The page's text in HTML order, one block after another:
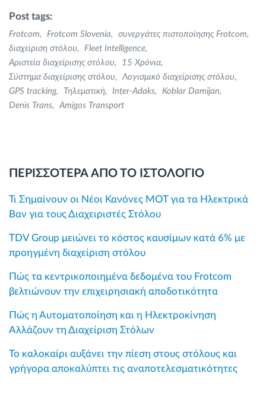
Post tags:
Frotcom Frotcom Slovenia
συνεργάτες πιστοποίησης Frotcom
διαχείριση στόλου
Fleet Intelligence
Αριστεία διαχείρισης στόλου
15 Χρόνια
Σύστημα διαχείρισης στόλου
Λογισμικό διαχείρισης στόλου
GPS tracking
Τηλεματική Inter-Adaks
Koblar Damijan
Denis Trans
Amigos Transport
ΠΕΡΙΣΣΟΤΕΡΑ ΑΠΟ ΤΟ ΙΣΤΟΛΟΓΙΟ
Τι Σημαίνουν οι Νέοι Κανόνες MOT για τα Ηλεκτρικά
Βαν για τους Διαχειριστές Στόλου
TDV Group μειώνει το κόστος καυσίμων κατά 6% με
προηγμένη διαχείριση στόλου
Πώς τα κεντρικοποιημένα δεδομένα του Frotcom
βελτιώνουν την επιχειρησιακή αποδοτικότητα
Πώς η Αυτοματοποίηση και η Ηλεκτροκίνηση
Αλλάζουν τη Διαχείριση Στόλων
Το καλοκαίρι αυξάνει την πίεση στους στόλους και
γρήγορα αποκαλύπτει τις αναποτελεσματικότητες